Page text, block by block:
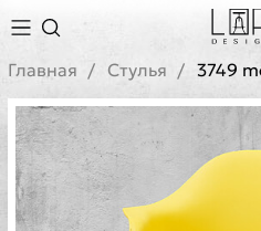
Главная Стулья 3749